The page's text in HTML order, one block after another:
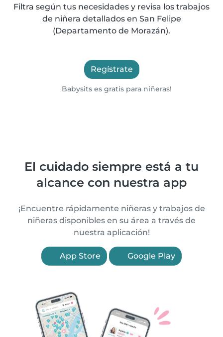
Filtra según tus necesidades y revisa los trabajos
de niñera detallados en San Felipe
(Departamento de Morazán).
Regístrate
Babysits es gratis para niñeras!
El cuidado siempre está a tu
alcance con nuestra app
¡Encuentre rápidamente niñeras y trabajos de
niñeras disponibles en su área a través de
nuestra aplicación!
App Store Google Play